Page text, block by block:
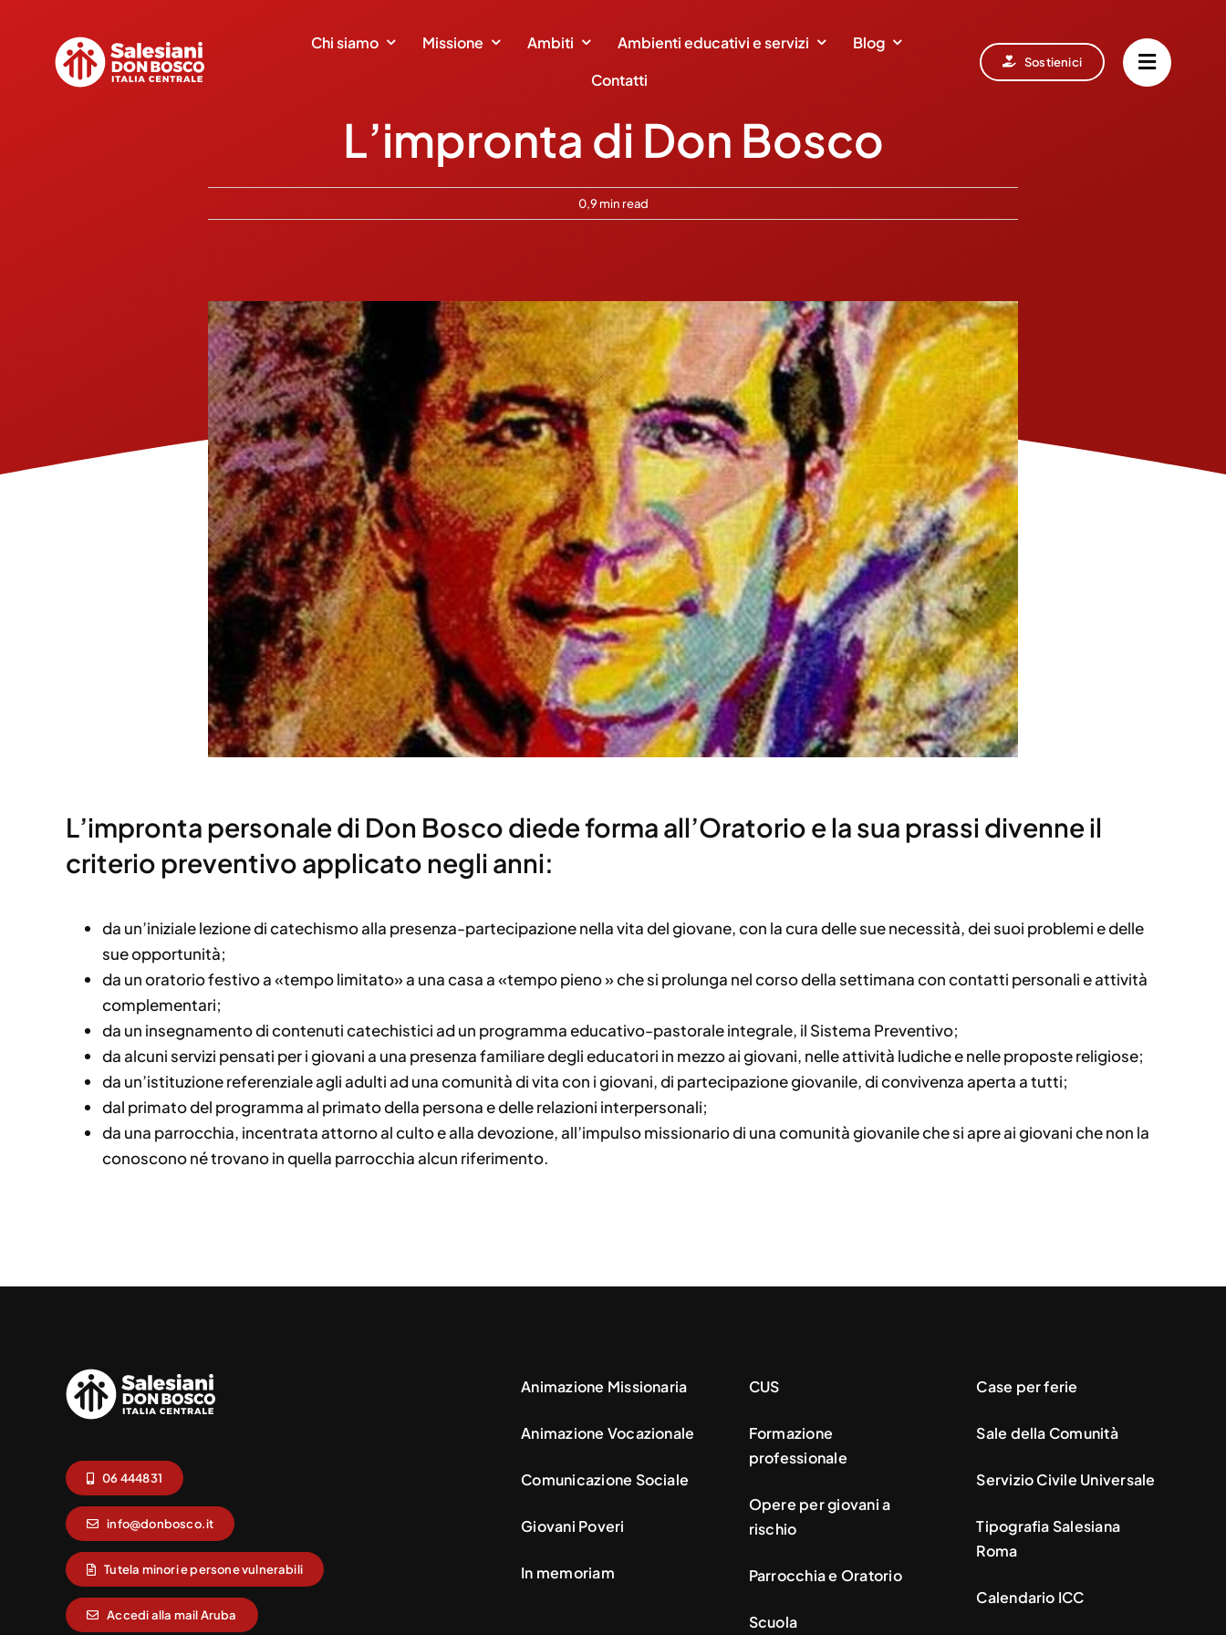
contenuto
Chi siamo Missione Ambiti Ambienti educativi e servizi
Blog
Contatti
Sostienici
L’impronta di Don Bosco
0,9 min read
L’impronta personale di Don Bosco diede forma all’Oratorio e la sua prassi divenne il
criterio preventivo applicato negli anni:
da un’iniziale lezione di catechismo alla presenza-partecipazione nella vita del giovane, con la cura delle sue necessità, dei suoi problemi e delle
sue opportunità;
da un oratorio festivo a «tempo limitato» a una casa a «tempo pieno » che si prolunga nel corso della settimana con contatti personali e attività
complementari;
da un insegnamento di contenuti catechistici ad un programma educativo-pastorale integrale, il Sistema Preventivo;
da alcuni servizi pensati per i giovani a una presenza familiare degli educatori in mezzo ai giovani, nelle attività ludiche e nelle proposte religiose;
da un’istituzione referenziale agli adulti ad una comunità di vita con i giovani, di partecipazione giovanile, di convivenza aperta a tutti;
dal primato del programma al primato della persona e delle relazioni interpersonali;
da una parrocchia, incentrata attorno al culto e alla devozione, all’impulso missionario di una comunità giovanile che si apre ai giovani che non la
conoscono né trovano in quella parrocchia alcun riferimento.
06 444831
info@donbosco.it
Tutela minori e persone vulnerabili
Accedi alla mail Aruba
Animazione Missionaria
Animazione Vocazionale
Comunicazione Sociale
Giovani Poveri
In memoriam
CUS
Formazione
professionale
Opere per giovani a
rischio
Parrocchia e Oratorio
Scuola
Case per ferie
Sale della Comunità
Servizio Civile Universale
Tipografia Salesiana
Roma
Calendario ICC